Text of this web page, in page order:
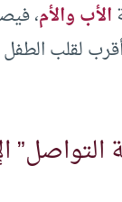
الأب والأم،
لقلب